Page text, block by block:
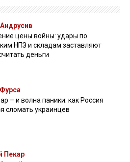
цены войны: удары по
НПЗ и складам заставляют
деньги
– и волна паники: как Россия
сломать украинцев
Пекар